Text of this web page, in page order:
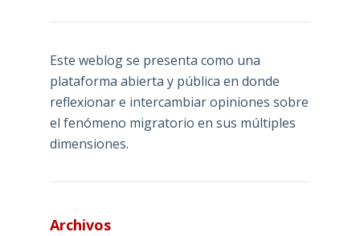
Este weblog se presenta como una
plataforma abierta y pública en donde
reflexionar e intercambiar opiniones sobre
el fenómeno migratorio en sus múltiples
dimensiones.
Archivos